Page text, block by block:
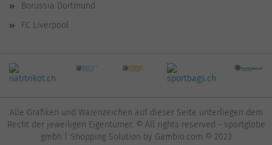
Borussia Dortmund
FC Liverpool
Alle Grafiken und Warenzeichen auf dieser Seite unterliegen dem
Recht der jeweiligen Eigentümer. © All rights reserved - sportglobe
gmbh | Shopping Solution by Gambio.com © 2023